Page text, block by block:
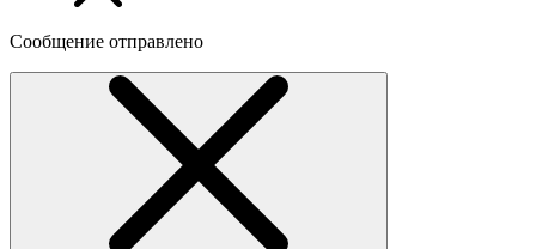
Сообщение отправлено